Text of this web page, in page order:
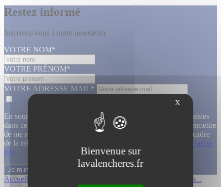
Restez informé
Inscrivez-vous à notre newsletter
VOTRE NOM*
VOTRE PRÉNOM*
VOTRE ADRESSE MAIL*
En soumettant ce formulaire, j’accepte que les informations saisies
dans ce formulaire soient utilisées, exploitées, traitées pour permettre
de me recontacter, pour m’envoyer des informations, dans le cadre
de la relation commerciale qui découle de cette demande.
En savoir
plus
Accueil Affiches cinema...
X
Bienvenue sur
lavalencheres.fr